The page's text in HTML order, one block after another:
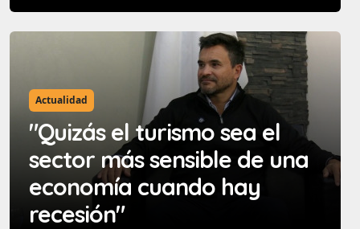
Actualidad
"Quizás el turismo sea el
sector más sensible de una
economía cuando hay
recesión"